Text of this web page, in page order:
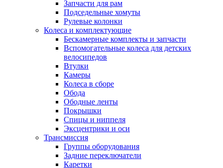
Запчасти для рам
Подседельные хомуты
Рулевые колонки
Колеса и комплектующие
Бескамерные комплекты и запчасти
Вспомогательные колеса для детских
велосипедов
Втулки
Камеры
Колеса в сборе
Обода
Ободные ленты
Покрышки
Спицы и ниппеля
Эксцентрики и оси
Трансмиссия
Группы оборудования
Задние переключатели
Каретки